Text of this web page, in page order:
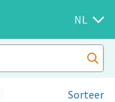
NL
Sorteer